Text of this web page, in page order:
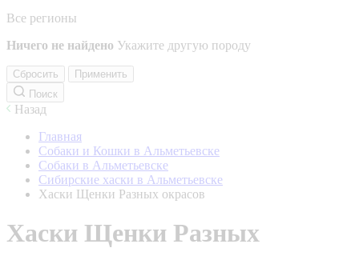
Все регионы
Ничего не найдено Укажите другую породу
Сбросить
Применить
Поиск
Назад
Главная
Собаки и Кошки в Альметьевске
Собаки в Альметьевске
Сибирские хаски в Альметьевске
Хаски Щенки Разных окрасов
Хаски Щенки Разных